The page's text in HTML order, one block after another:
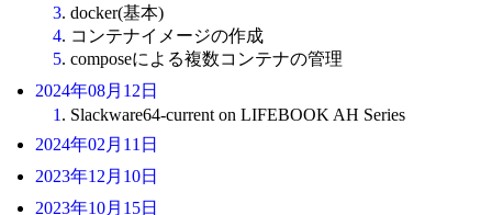
3. docker(基本)
4. コンテナイメージの作成
5. composeによる複数コンテナの管理
2024年08月12日
1 . Slackware64-current on LIFEBOOK AH Series
2024年02月11日
2023年12月10日
2023年10月15日